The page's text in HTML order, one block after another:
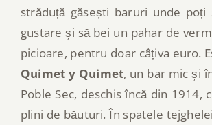
străduță găsești baruri unde poți
gustare și să bei un pahar de
picioare, pentru doar câțiva euro.
Quimet y Quimet, un bar mic și
Poble Sec, deschis încă din 1914,
plini de băuturi. În spatele